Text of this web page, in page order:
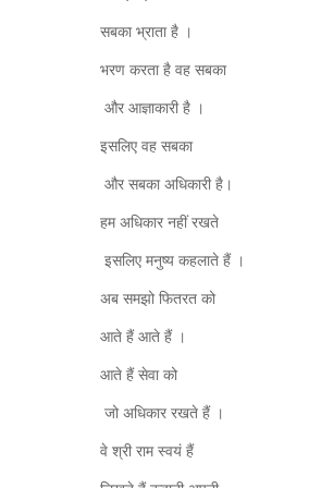
सबका भ्राता है ।
भरण करता है वह सबका
और आज्ञाकारी है ।
इसलिए वह सबका
और सबका अधिकारी है।
हम अधिकार नहीं रखते
इसलिए मनुष्य कहलाते हैं ।
अब समझो फितरत को
आते हैं आते हैं ।
आते हैं सेवा को
जो अधिकार रखते हैं ।
वे श्री राम स्वयं हैं